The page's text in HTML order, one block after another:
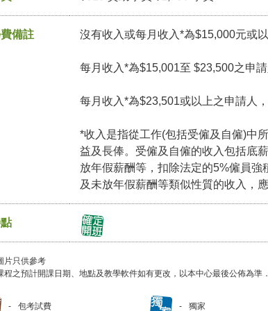
備註 沒有收入或每月收入*為$15,000元或
每月收入*為$15,001至 $23,500之申
每月收入*為$23,501或以上之申請人
*收入是指從工作(包括受僱及自僱)中
益及長俸。受僱及自僱的收入包括底
放年假薪酬等，扣除法定的5%僱員
及未放年假薪酬等類似性質的收入，
片只供參考
程之預計開課日期、地點及教學軟件如有更改，以本中心最後公佈為準．
包考試費 獨家